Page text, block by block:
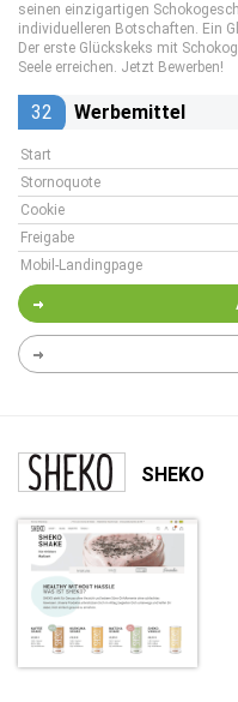
seinen einzigartigen
individuelleren Botschaften. Ein
Der erste Glückskeks mit
Seele erreichen. Jetzt Bewerben!
32 Werbemittel
Start
Stornoquote
Cookie
Freigabe
Mobil-Landingpage
SHEKO